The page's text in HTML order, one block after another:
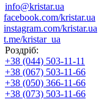
info@kristar.ua
facebook.com/kristar.ua
instagram.com/kristar.ua
t.me/kristar_ua
Роздріб:
+38 (044) 503-11-11
+38 (067) 503-11-66
+38 (050) 366-11-66
+38 (073) 503-11-66